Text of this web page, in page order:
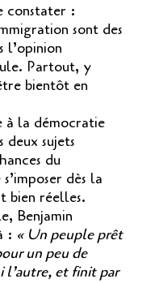
constater :
sont des
l’opinion
Partout, y
bientôt en
à la démocratie
deux sujets
du
dès la
bien réelles.
Benjamin
: « Un peuple prêt
un peu de
l’autre, et finit par